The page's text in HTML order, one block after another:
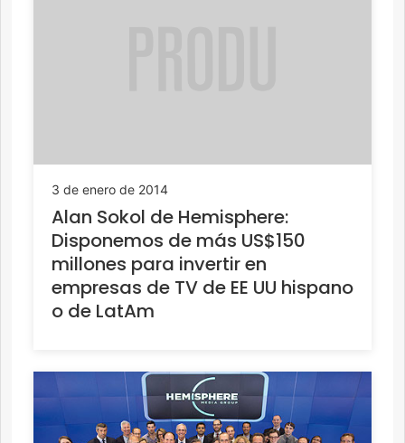
3 de enero de 2014
Alan Sokol de Hemisphere:
Disponemos de más US$150
millones para invertir en
empresas de TV de EE UU hispano
o de LatAm